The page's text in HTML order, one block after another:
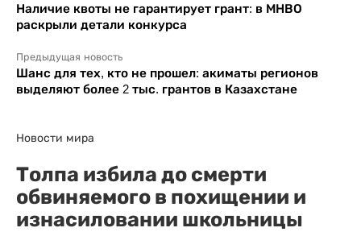
Наличие квоты не гарантирует грант: в МНВО
раскрыли детали конкурса
Предыдущая новость
Шанс для тех, кто не прошел: акиматы регионов
выделяют более 2 тыс. грантов в Казахстане
Новости мира
Толпа избила до смерти
обвиняемого в похищении и
изнасиловании школьницы